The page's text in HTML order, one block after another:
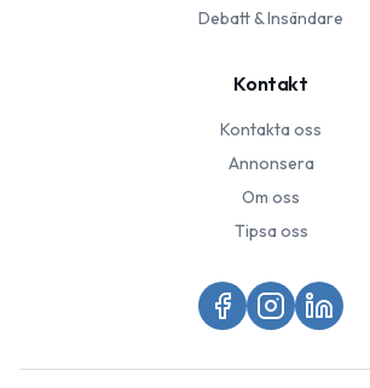
Debatt & Insändare
Kontakt
Kontakta oss
Annonsera
Om oss
Tipsa oss